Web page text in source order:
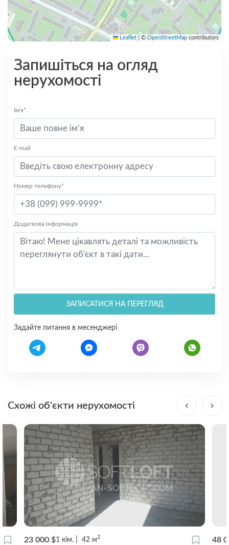
Leaflet © OpenStreetMap contributors
Запишіться на огляд
нерухомості
Ім'я*
E-mail
Номер телефону*
Додаткова інформація
ЗАПИСАТИСЯ НА ПЕРЕГЛЯД
Задайте питання в месенджері
Схожі об'єкти нерухомості
23 000 $1 кім. 42 м2
48